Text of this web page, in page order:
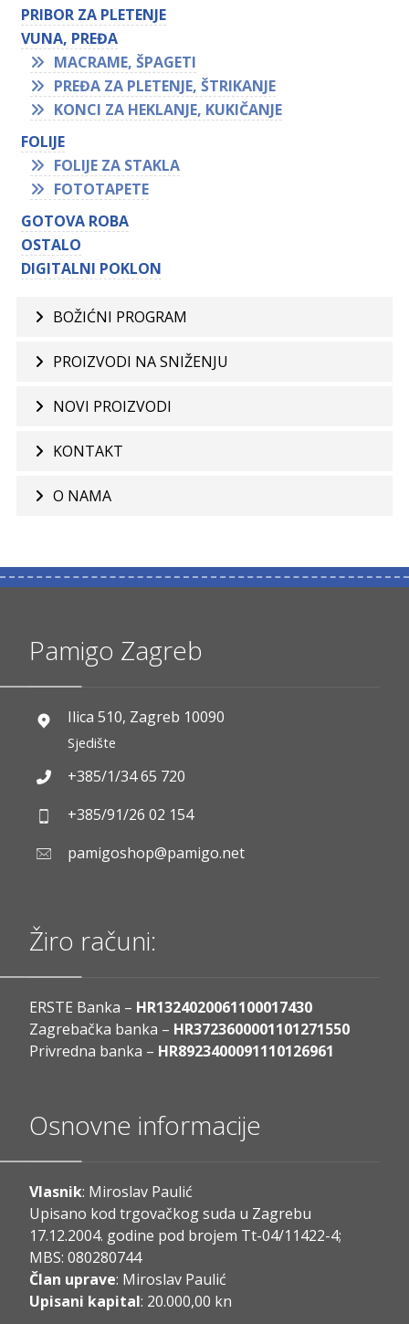
PRIBOR ZA PLETENJE
VUNA, PREĐA
MACRAME, ŠPAGETI
PREĐA ZA PLETENJE, ŠTRIKANJE
KONCI ZA HEKLANJE, KUKIČANJE
FOLIJE
FOLIJE ZA STAKLA
FOTOTAPETE
GOTOVA ROBA
OSTALO
DIGITALNI POKLON
BOŽIĆNI PROGRAM
PROIZVODI NA SNIŽENJU
NOVI PROIZVODI
KONTAKT
O NAMA
Pamigo Zagreb
Ilica 510, Zagreb 10090
Sjedište
+385/1/34 65 720
+385/91/26 02 154
pamigoshop@pamigo.net
Žiro računi:
ERSTE Banka – HR1324020061100017430
Zagrebačka banka – HR3723600001101271550
Privredna banka – HR8923400091110126961
Osnovne informacije
Vlasnik: Miroslav Paulić
Upisano kod trgovačkog suda u Zagrebu
17.12.2004. godine pod brojem Tt-04/11422-4;
MBS: 080280744
Član uprave: Miroslav Paulić
Upisani kapital: 20.000,00 kn